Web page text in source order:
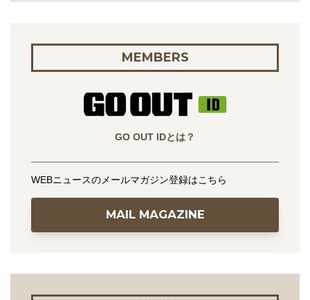
MEMBERS
GO OUT IDとは？
WEBニュースのメールマガジン登録はこちら
MAIL MAGAZINE